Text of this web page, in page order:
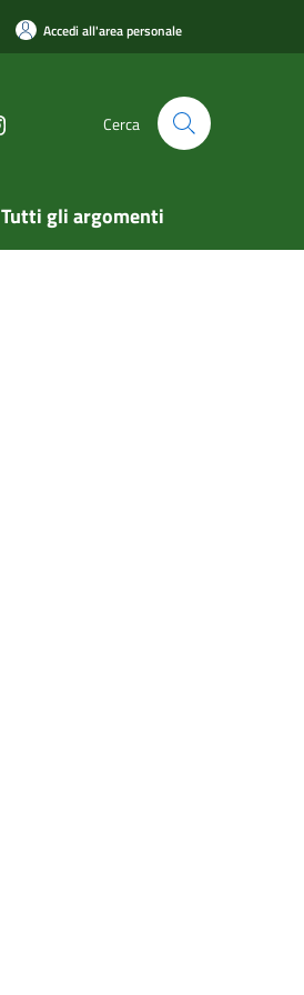
Accedi all'area personale
Cerca
Tutti gli argomenti